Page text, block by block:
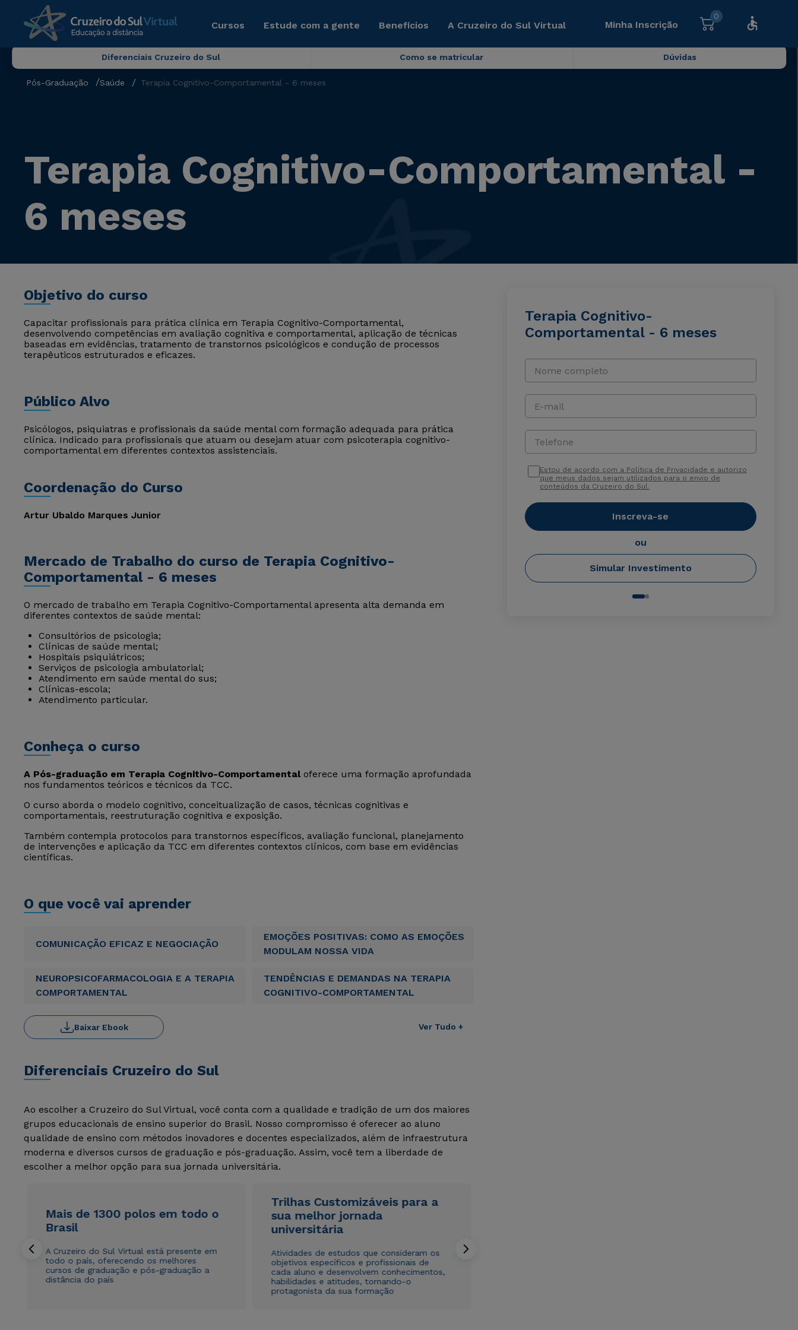
Cursos Estude com a gente Benefícios A Cruzeiro do Sul Virtual Minha Inscrição
0
Diferenciais Cruzeiro do Sul Como se matricular Dúvidas
Pós-Graduação Saúde Terapia Cognitivo-Comportamental - 6 meses
Terapia Cognitivo-Comportamental -
6 meses
Objetivo do curso
Capacitar profissionais para prática clínica em Terapia Cognitivo-Comportamental,
desenvolvendo competências em avaliação cognitiva e comportamental, aplicação de técnicas
baseadas em evidências, tratamento de transtornos psicológicos e condução de processos
terapêuticos estruturados e eficazes.
Público Alvo
Psicólogos, psiquiatras e profissionais da saúde mental com formação adequada para prática
clínica. Indicado para profissionais que atuam ou desejam atuar com psicoterapia cognitivo-
comportamental em diferentes contextos assistenciais.
Coordenação do Curso
Artur Ubaldo Marques Junior
Mercado de Trabalho do curso de Terapia Cognitivo-
Comportamental - 6 meses
O mercado de trabalho em Terapia Cognitivo-Comportamental apresenta alta demanda em
diferentes contextos de saúde mental:
Consultórios de psicologia;
Clínicas de saúde mental;
Hospitais psiquiátricos;
Serviços de psicologia ambulatorial;
Atendimento em saúde mental do sus;
Clínicas-escola;
Atendimento particular.
Conheça o curso
A Pós-graduação em Terapia Cognitivo-Comportamentaloferece uma formação aprofundada
nos fundamentos teóricos e técnicos da TCC.
O curso aborda o modelo cognitivo, conceitualização de casos, técnicas cognitivas e
comportamentais, reestruturação cognitiva e exposição.
Também contempla protocolos para transtornos específicos, avaliação funcional, planejamento
de intervenções e aplicação da TCC em diferentes contextos clínicos, com base em evidências
científicas.
O que você vai aprender
COMUNICAÇÃO EFICAZ E NEGOCIAÇÃO
EMOÇÕES POSITIVAS: COMO AS EMOÇÕES
MODULAM NOSSA VIDA
NEUROPSICOFARMACOLOGIA E A TERAPIA
COMPORTAMENTAL
TENDÊNCIAS E DEMANDAS NA TERAPIA
COGNITIVO-COMPORTAMENTAL
Ver Tudo +
Baixar Ebook
Diferenciais Cruzeiro do Sul
Ao escolher a Cruzeiro do Sul Virtual, você conta com a qualidade e tradição de um dos maiores
grupos educacionais de ensino superior do Brasil. Nosso compromisso é oferecer ao aluno
qualidade de ensino com métodos inovadores e docentes especializados, além de infraestrutura
moderna e diversos cursos de graduação e pós-graduação. Assim, você tem a liberdade de
escolher a melhor opção para sua jornada universitária.
Mais de 1300 polos em todo o
Brasil
A Cruzeiro do Sul Virtual está presente em
todo o país, oferecendo os melhores
cursos de graduação e pós-graduação a
distância do país
Trilhas Customizáveis para a
sua melhor jornada
universitária
Atividades de estudos que consideram os
objetivos específicos e profissionais de
cada aluno e desenvolvem conhecimentos,
habilidades e atitudes, tornando-o
protagonista da sua formação
Terapia Cognitivo-
Comportamental - 6 meses
Nome completo
E-mail
Telefone
Estou de acordo com a Política de Privacidade e autorizo
que meus dados sejam utilizados para o envio de
conteúdos da Cruzeiro do Sul.
Inscreva-se
ou
Simular Investimento
Rápido e fácil
WhatsApp
Rápido e fácil
WhatsApp